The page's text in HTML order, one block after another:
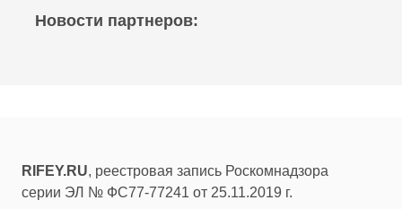
Новости партнеров:
RIFEY.RU, реестровая запись Роскомнадзора
серии ЭЛ № ФС77-77241 от 25.11.2019 г.